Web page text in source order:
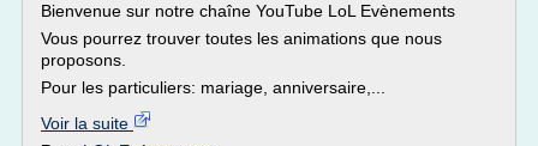
Bienvenue sur notre chaîne YouTube LoL Evènements
Vous pourrez trouver toutes les animations que nous
proposons.
Pour les particuliers: mariage, anniversaire,...
Voir la suite